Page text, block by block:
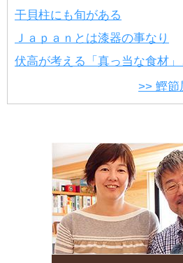
干貝柱にも旬がある
Ｊａｐａｎとは漆器の事なり
伏高が考える「真っ当な食材」
>> 鰹